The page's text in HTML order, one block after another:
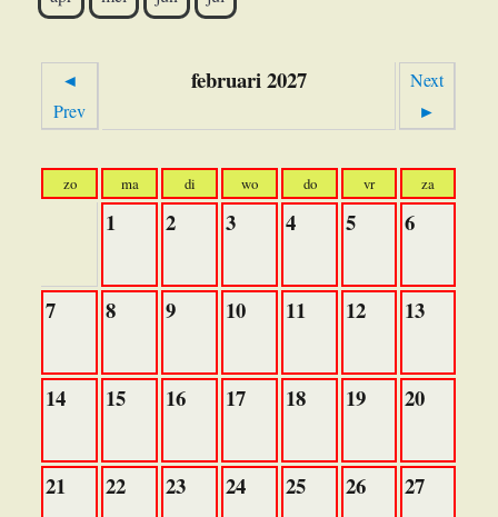
◄
Prev
februari 2027
Next
►
zo ma di wo do vr za
1 2 3 4 5 6
7 8 9 10 11 12 13
14 15 16 17 18 19 20
21 22 23 24 25 26 27